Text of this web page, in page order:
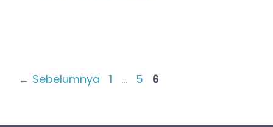
← Sebelumnya Halaman
1 … Halaman
5 Halaman
6